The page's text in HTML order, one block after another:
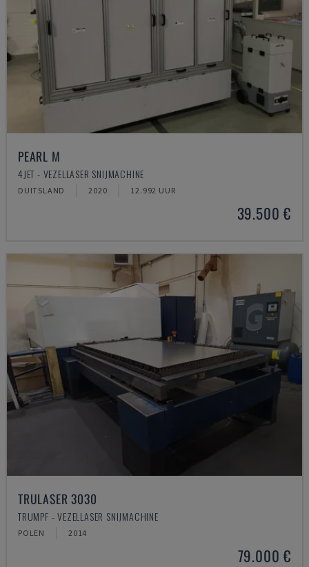
PEARL M
4JET - VEZELLASER SNIJMACHINE
DUITSLAND 2020 12.992 UUR
39.500 €
TRULASER 3030
TRUMPF - VEZELLASER SNIJMACHINE
POLEN 2014
79.000 €